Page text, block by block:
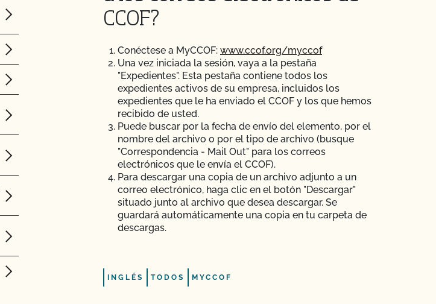
CCOF?
Conéctese a MyCCOF: www.ccof.org/myccof
Una vez iniciada la sesión, vaya a la pestaña
"Expedientes". Esta pestaña contiene todos los
expedientes activos de su empresa, incluidos los
expedientes que le ha enviado el CCOF y los que hemos
recibido de usted.
Puede buscar por la fecha de envío del elemento, por el
nombre del archivo o por el tipo de archivo (busque
"Correspondencia - Mail Out" para los correos
electrónicos que le envía el CCOF).
Para descargar una copia de un archivo adjunto a un
correo electrónico, haga clic en el botón "Descargar"
situado junto al archivo que desea descargar. Se
guardará automáticamente una copia en tu carpeta de
descargas.
INGLÉS TODOS MYCCOF